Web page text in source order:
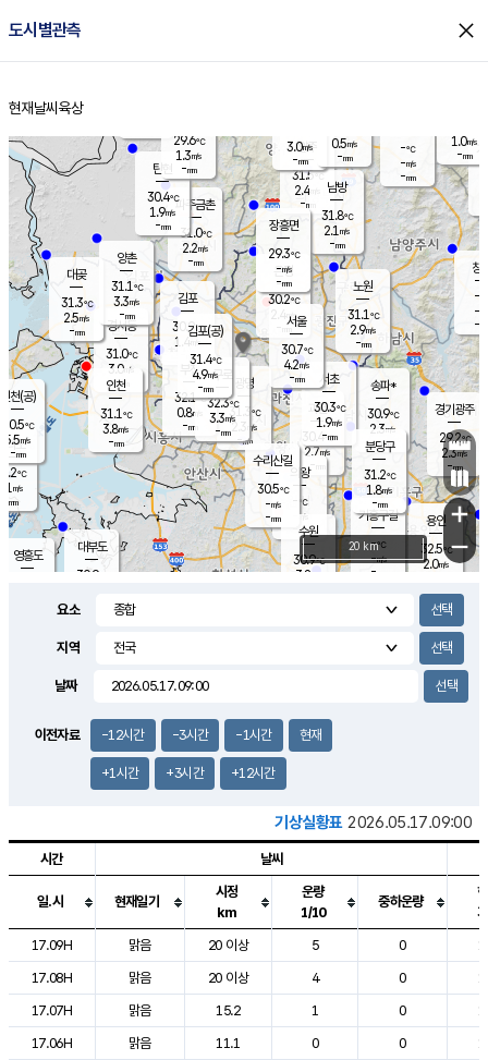
도시별관측 close
홈
현재날씨 육상
의도
℃
m/s
mm
영흥도
양주
31.5℃
2.4
-mm
과천
30.4℃
2.7m/s
- mm
용인
32.5℃
2.0m/s
경기광주
29.2℃
2.3m/s
-mm
3.8m/s
대부도
30.9
경서동
31.0℃
3.0m/s
-mm
파주금촌
31.0℃
2.2m/s
-mm
-℃
-m/s
-mm
대곶
31.3℃
2.5m/s
-mm
창
-
-m/
-
탄현
30.4℃
1.9m/s
-mm
1.0m/s
-mm
의왕
- ℃
m/s
mm
김포
30.9℃
1.4 m/s
mm
광명
31.3 ℃
2.3 m/s
-mm
부천
32.1℃
0.8m/s
-mm
양촌
31.1℃
3.3m/s
-mm
구로
32.3℃
3.3m/s
-mm
은평
30.2℃
2.4 m/s
- mm
노원
31.1℃
2.9m/s
-mm
송파*
30.9℃
2.3m/s
-mm
서초
30.3℃
1.9m/s
-mm
남방
31.8℃
2.1 m/s
-mm
기흥구갈
-℃
-m/s
-
수리산길
30.5℃
-m/s
-mm
분당구
31.2℃
1.8m/s
-mm
장흥면
29.3℃
-m/s
-mm
3.0m/s
-mm
인천(공)
30.5℃
5.5m/s
-mm
김포(공)
31.4℃
4.9m/s
-mm
수원
30.9℃
3.8 m/s
인천
31.1℃
3.8m/s
-mm
서울
30.7℃
4.2m/s
-mm
29.6℃
1.3m/s
-mm
0.5m/s
-mm
+
−
20 km
요소
지역
날짜
이전자료 -12시간 -3시간 -1시간 현재
+1시간 +3시간 +12시간
기상실황표 2026.05.17.09:00
도시별 기상실황표로 지점, 날씨, 기온, 강수, 바람, 기압등을 안내한 표입
시간 날씨
일.시 현재일기
시정
km
운량
1/10
중하운량
17.09H
맑음 20 이상 5 0
17.08H
맑음 20 이상 4 0
17.07H
맑음 15.2 1 0
17.06H
맑음 11.1 0 0